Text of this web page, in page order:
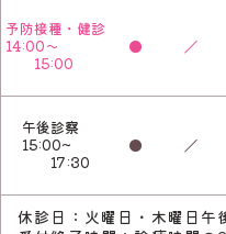
予防接種・健診
14:00～
15:00
● ／
午後診察
15:00~
17:30
● ／
休診日：火曜日・木曜日午